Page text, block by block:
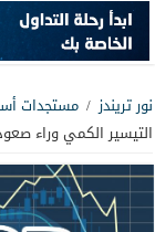
نور تريندز / مستجدات
التيسير الكمي وراء